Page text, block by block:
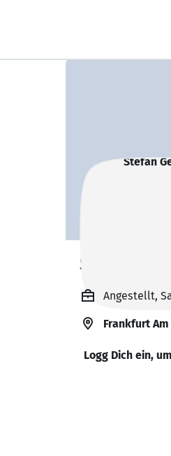
Stefan
Angestellt,
Frankfurt Am
Logg Dich ein,